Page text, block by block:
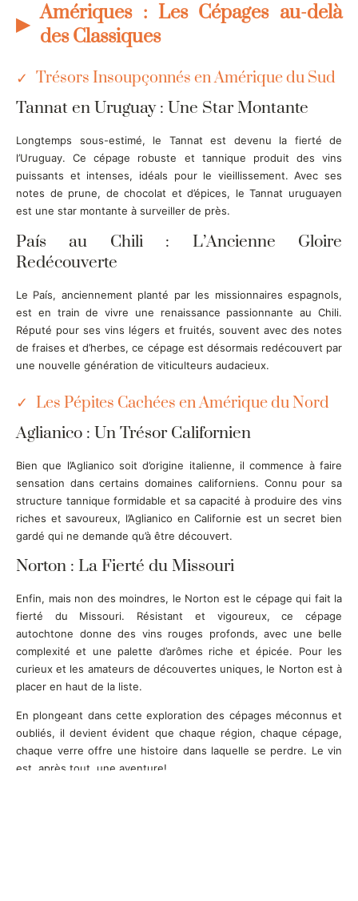
Amériques : Les Cépages au-delà
des Classiques
Trésors Insoupçonnés en Amérique du Sud
Tannat en Uruguay : Une Star Montante
Longtemps sous-estimé, le Tannat est devenu la fierté de
l’Uruguay. Ce cépage robuste et tannique produit des vins
puissants et intenses, idéals pour le vieillissement. Avec ses
notes de prune, de chocolat et d’épices, le Tannat uruguayen
est une star montante à surveiller de près.
País au Chili : L’Ancienne Gloire
Redécouverte
Le País, anciennement planté par les missionnaires espagnols,
est en train de vivre une renaissance passionnante au Chili.
Réputé pour ses vins légers et fruités, souvent avec des notes
de fraises et d’herbes, ce cépage est désormais redécouvert par
une nouvelle génération de viticulteurs audacieux.
Les Pépites Cachées en Amérique du Nord
Aglianico : Un Trésor Californien
Bien que l’Aglianico soit d’origine italienne, il commence à faire
sensation dans certains domaines californiens. Connu pour sa
structure tannique formidable et sa capacité à produire des vins
riches et savoureux, l’Aglianico en Californie est un secret bien
gardé qui ne demande qu’à être découvert.
Norton : La Fierté du Missouri
Enfin, mais non des moindres, le Norton est le cépage qui fait la
fierté du Missouri. Résistant et vigoureux, ce cépage
autochtone donne des vins rouges profonds, avec une belle
complexité et une palette d’arômes riche et épicée. Pour les
curieux et les amateurs de découvertes uniques, le Norton est à
placer en haut de la liste.
En plongeant dans cette exploration des cépages méconnus et
oubliés, il devient évident que chaque région, chaque cépage,
chaque verre offre une histoire dans laquelle se perdre. Le vin
est, après tout, une aventure!